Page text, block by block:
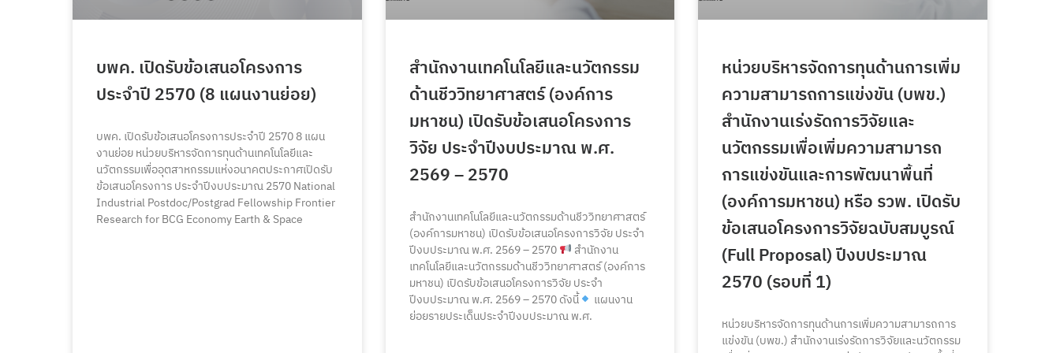
บพค. เปิดรับข้อเสนอโครงการ
ประจำปี 2570 (8 แผนงานย่อย)
บพค. เปิดรับข้อเสนอโครงการประจำปี 2570 8 แผน
งานย่อย หน่วยบริหารจัดการทุนด้านเทคโนโลยีและ
นวัตกรรมเพื่ออุตสาหกรรมแห่งอนาคตประกาศเปิดรับ
ข้อเสนอโครงการ ประจำปีงบประมาณ 2570 National
Industrial Postdoc/Postgrad Fellowship Frontier
Research for BCG Economy Earth & Space
สำนักงานเทคโนโลยีและนวัตกรรม
ด้านชีววิทยาศาสตร์ (องค์การ
มหาชน) เปิดรับข้อเสนอโครงการ
วิจัย ประจำปีงบประมาณ พ.ศ.
2569 – 2570
สำนักงานเทคโนโลยีและนวัตกรรมด้านชีววิทยาศาสตร์
(องค์การมหาชน) เปิดรับข้อเสนอโครงการวิจัย ประจำ
ปีงบประมาณ พ.ศ. 2569 – 2570
สำนักงาน
เทคโนโลยีและนวัตกรรมด้านชีววิทยาศาสตร์ (องค์การ
มหาชน) เปิดรับข้อเสนอโครงการวิจัย ประจำ
ปีงบประมาณ พ.ศ. 2569 – 2570 ดังนี้
แผนงาน
ย่อยรายประเด็นประจำปีงบประมาณ พ.ศ.
หน่วยบริหารจัดการทุนด้านการเพิ่ม
ความสามารถการแข่งขัน (บพข.)
สำนักงานเร่งรัดการวิจัยและ
นวัตกรรมเพื่อเพิ่มความสามารถ
การแข่งขันและการพัฒนาพื้นที่
(องค์การมหาชน) หรือ รวพ. เปิดรับ
ข้อเสนอโครงการวิจัยฉบับสมบูรณ์
(Full Proposal) ปีงบประมาณ
2570 (รอบที่ 1)
หน่วยบริหารจัดการทุนด้านการเพิ่มความสามารถการ
แข่งขัน (บพข.) สำนักงานเร่งรัดการวิจัยและนวัตกรรม